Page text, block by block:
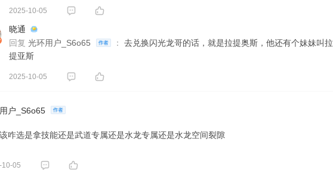
2025-10-05
晓通
回复 光环用户_S6o65 ： 去兑换闪光龙哥的话，就是拉提奥斯，他还有个妹妹叫拉
提亚斯
2025-10-05
户_S6o65
咋选是拿技能还是武道专属还是水龙专属还是水龙空间裂隙
10-05